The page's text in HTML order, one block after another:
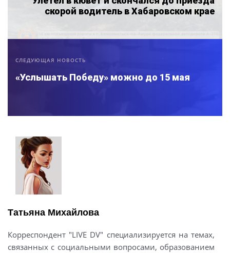
скорой водитель в Хабаровском крае
СЛЕДУЮЩАЯ НОВОСТЬ
«Услышать Победу» можно до 15 мая
Татьяна Михайлова
Корреспондент "LIVE DV" специализируется на темах,
связанных с социальными вопросами, образованием